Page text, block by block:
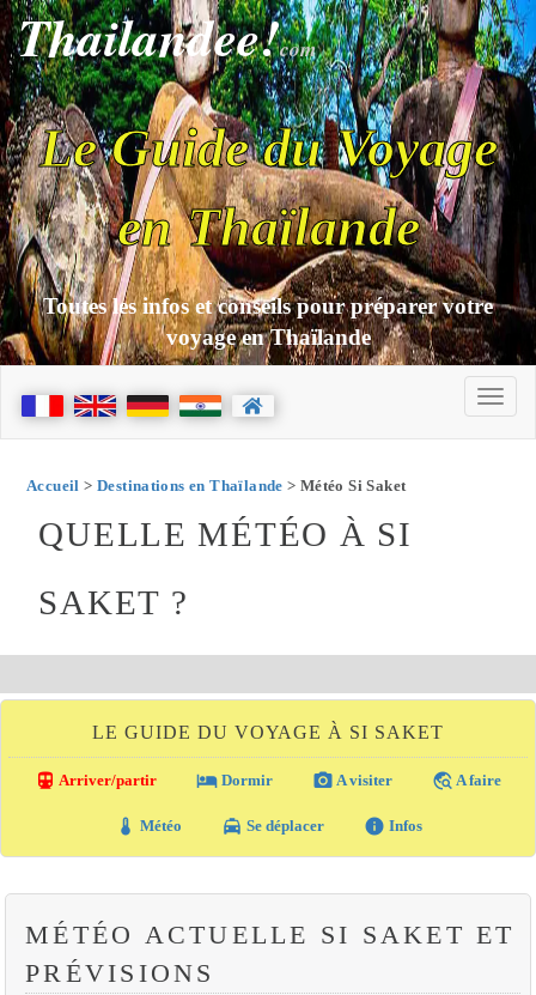
Thailandee!com
Le Guide du Voyage
en Thaïlande
Toutes les infos et conseils pour préparer votre
voyage en Thaïlande
Accueil > Destinations en Thaïlande > Météo Si Saket
QUELLE MÉTÉO À SI
SAKET ?
LE GUIDE DU VOYAGE À SI SAKET
directions_transit Arriver/partir local_hotel Dormir photo_camera A visiter travel_explore A faire
thermostat Météo local_taxi Se déplacer info Infos
MÉTÉO ACTUELLE SI SAKET ET
PRÉVISIONS